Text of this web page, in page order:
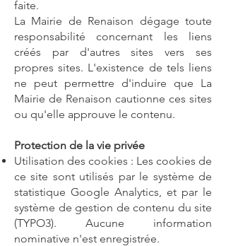
faite.
La Mairie de Renaison dégage toute
responsabilité concernant les liens
créés par d'autres sites vers ses
propres sites. L'existence de tels liens
ne peut permettre d'induire que La
Mairie de Renaison cautionne ces sites
ou qu'elle approuve le contenu.
Protection de la vie privée
Utilisation des cookies : Les cookies de
ce site sont utilisés par le système de
statistique Google Analytics, et par le
système de gestion de contenu du site
(TYPO3). Aucune information
nominative n'est enregistrée.